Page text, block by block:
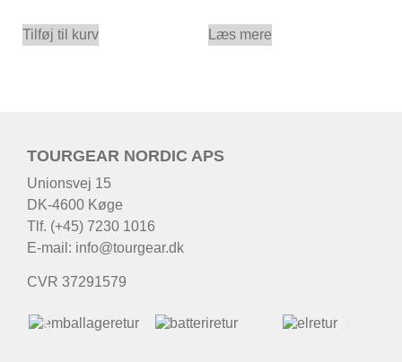
Tilføj til kurv Læs mere
TOURGEAR NORDIC APS
Unionsvej 15
DK-4600 Køge
Tlf. (+45) 7230 1016
E-mail: info@tourgear.dk
CVR 37291579